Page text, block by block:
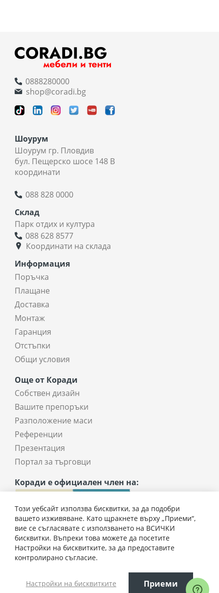
2875,00 € / 5623,01 лв.
Добави
0888280000
shop@coradi.bg
Шоурум
Шоурум гр. Пловдив
бул. Пещерско шосе 148 В
координати
088 828 0000
Склад
Парк отдих и култура
088 628 8577
Координати на склада
Информация
Поръчка
Плащане
Доставка
Монтаж
Гаранция
Отстъпки
Общи условия
Още от Коради
Собствен дизайн
Вашите препоръки
Разположение маси
Референции
Презентация
Портал за търговци
Коради е официален член на:
Всички права запазени © 2025 coradi.bg
Този уебсайт използва бисквитки, за да подобри
вашето изживяване. Като щракнете върху „Приеми“,
вие се съгласявате с използването на ВСИЧКИ
бисквитки. Въпреки това можете да посетите
Настройки на бисквитките, за да предоставите
контролирано съгласие.
Настройки на бисквитките Приеми